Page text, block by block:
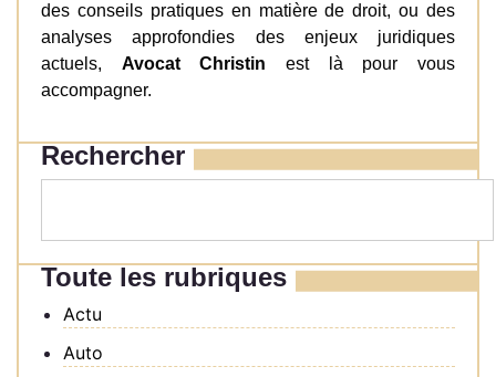
des conseils pratiques en matière de droit, ou des
analyses approfondies des enjeux juridiques
actuels, Avocat Christin est là pour vous
accompagner.
Rechercher
Toute les rubriques
Actu
Auto